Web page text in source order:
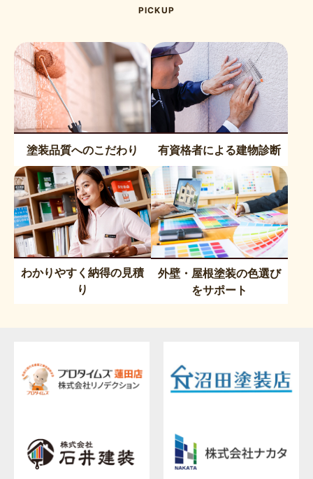
PICKUP
塗装品質へのこだわり 有資格者による建物診断
わかりやすく納得の見積
り
外壁・屋根塗装の色選び
をサポート